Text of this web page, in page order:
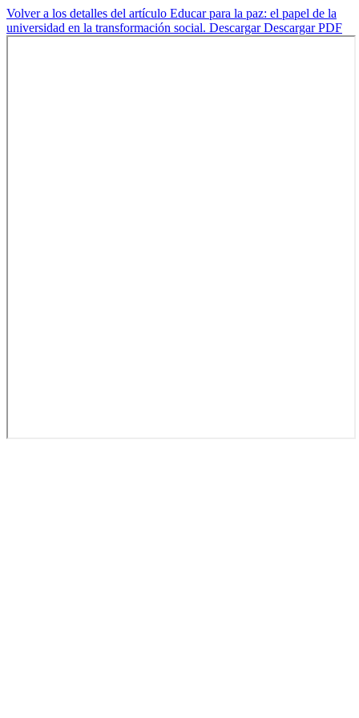
Volver a los detalles del artículo Educar para la paz: el papel de la
universidad en la transformación social. DescargarDescargar PDF